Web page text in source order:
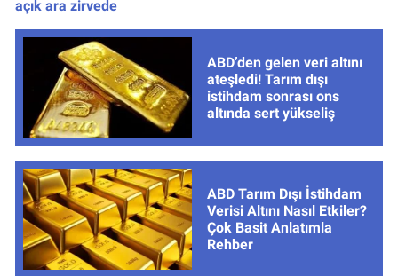
açık ara zirvede
ABD’den gelen veri altını
ateşledi! Tarım dışı
istihdam sonrası ons
altında sert yükseliş
ABD Tarım Dışı İstihdam
Verisi Altını Nasıl Etkiler?
Çok Basit Anlatımla
Rehber